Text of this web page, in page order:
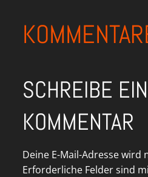
SCHREIBE
KOMMENTAR
Deine E-Mail-Adresse
Erforderliche Felder sind